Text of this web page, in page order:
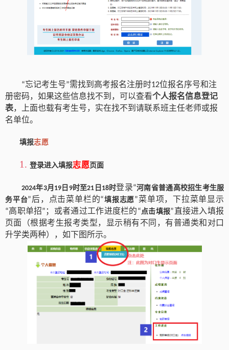
“忘记考生号”需找到高考报名注册时12位报名序号和注
册密码，如果这些信息找不到，可以查看个人报名信息登记
表，上面也载有考生号，实在找不到请联系班主任老师或报
名单位。
填报志愿
1. 登录进入填报志愿 页面
2024年3月 19 日 9时至21 日 18时登录“河南省普通高校招生考生服
务平台”后，点击菜单栏的“填报志愿 ”菜单项，下拉菜单显示
“高职单招” ；或者通过工作进度栏的“ 点击填报”直接进入填报
页面（根据考生报考类型，显示稍有不同，有普通类和对口
升学类两种），如下图所示。